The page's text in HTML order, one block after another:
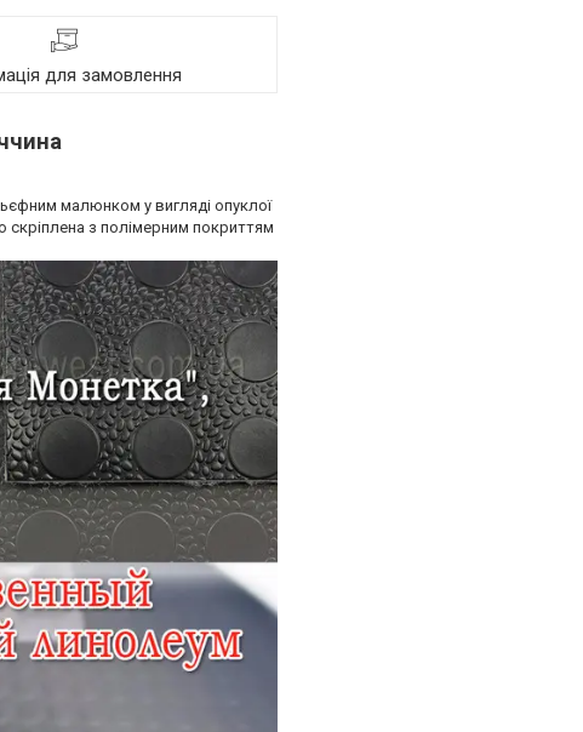
для замовлення
малюнком у вигляді опуклої
скріплена з полімерним покриттям